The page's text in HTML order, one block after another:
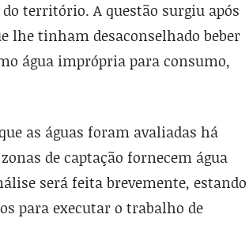
território. A questão surgiu após
lhe tinham desaconselhado beber
água imprópria para consumo,
as águas foram avaliadas há
de captação fornecem água
será feita brevemente, estando
para executar o trabalho de